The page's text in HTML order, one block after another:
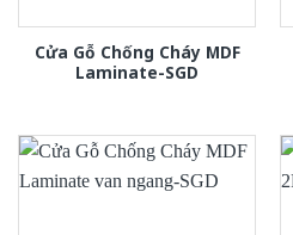
Cửa Gỗ Chống Cháy MDF
Laminate-SGD